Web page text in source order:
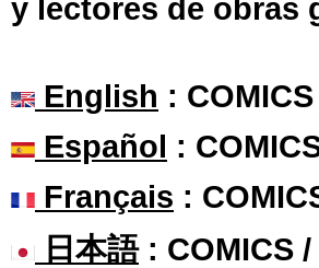
y lectores de obras
English :
Español :
Français :
日本語: COMICS /